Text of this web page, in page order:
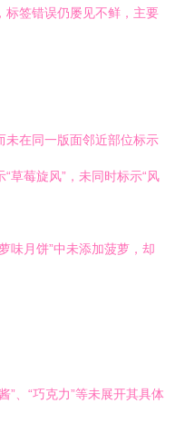
标签错误仍屡见不鲜，主要
未在同一版面邻近部位标示
草莓旋风”，未同时标示“风
味月饼”中未添加菠萝，却
”、“巧克力”等未展开其具体